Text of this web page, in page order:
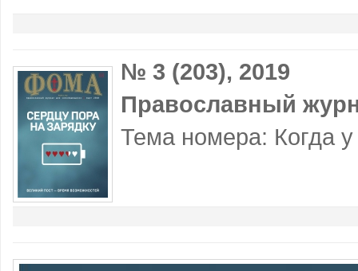
№ 3 (203), 2019
Православный
Тема номера: Когда у